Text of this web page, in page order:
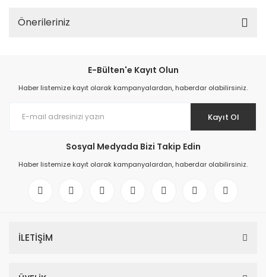
Önerileriniz
E-Bülten'e Kayıt Olun
Haber listemize kayıt olarak kampanyalardan, haberdar olabilirsiniz.
Kayıt Ol
Sosyal Medyada Bizi Takip Edin
Haber listemize kayıt olarak kampanyalardan, haberdar olabilirsiniz.
İLETİŞİM